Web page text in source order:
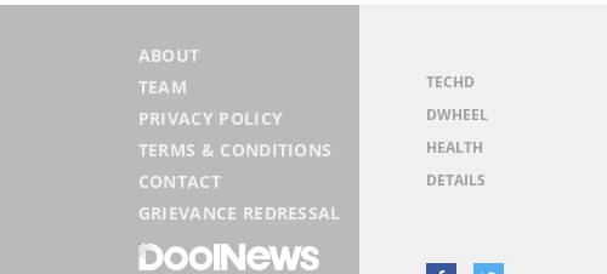
ABOUT
TEAM
PRIVACY POLICY
TERMS & CONDITIONS
CONTACT
GRIEVANCE REDRESSAL
TECHD
DWHEEL
HEALTH
DETAILS